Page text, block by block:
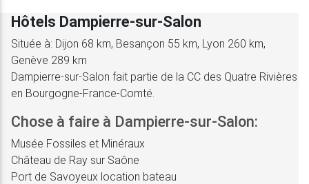
Hôtels Dampierre-sur-Salon
Située à: Dijon 68 km, Besançon 55 km, Lyon 260 km,
Genève 289 km
Dampierre-sur-Salon fait partie de la CC des Quatre Rivières
en Bourgogne-France-Comté.
Chose à faire à Dampierre-sur-Salon:
Musée Fossiles et Minéraux
Château de Ray sur Saône
Port de Savoyeux location bateau